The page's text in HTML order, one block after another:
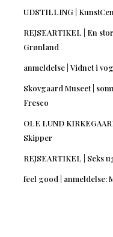
UDSTILLING |
REJSEARTIKEL | En
Grønland
anmeldelse | Vidnet i
Skovgaard Museet |
Fresco
OLE LUND
Skipper
REJSEARTIKEL | Seks
feel good | anmeldelse: